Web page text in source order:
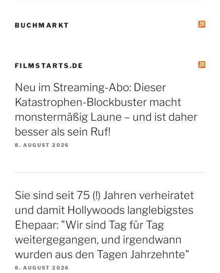
BUCHMARKT
FILMSTARTS.DE
Neu im Streaming-Abo: Dieser
Katastrophen-Blockbuster macht
monstermäßig Laune – und ist daher
besser als sein Ruf!
8. AUGUST 2026
Sie sind seit 75 (!) Jahren verheiratet
und damit Hollywoods langlebigstes
Ehepaar: "Wir sind Tag für Tag
weitergegangen, und irgendwann
wurden aus den Tagen Jahrzehnte"
8. AUGUST 2026